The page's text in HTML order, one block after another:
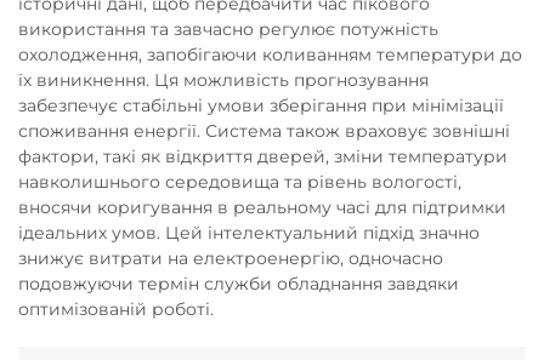
використання та завчасно регулює потужність
охолодження, запобігаючи коливанням температури до
їх виникнення. Ця можливість прогнозування
забезпечує стабільні умови зберігання при мінімізації
споживання енергії. Система також враховує зовнішні
фактори, такі як відкриття дверей, зміни температури
навколишнього середовища та рівень вологості,
вносячи коригування в реальному часі для підтримки
ідеальних умов. Цей інтелектуальний підхід значно
знижує витрати на електроенергію, одночасно
подовжуючи термін служби обладнання завдяки
оптимізованій роботі.